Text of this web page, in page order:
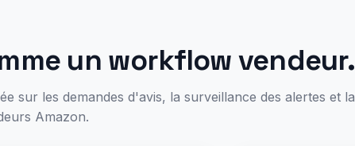
un workflow vendeur.
sur les demandes d'avis, la surveillance des alertes et la
Amazon.